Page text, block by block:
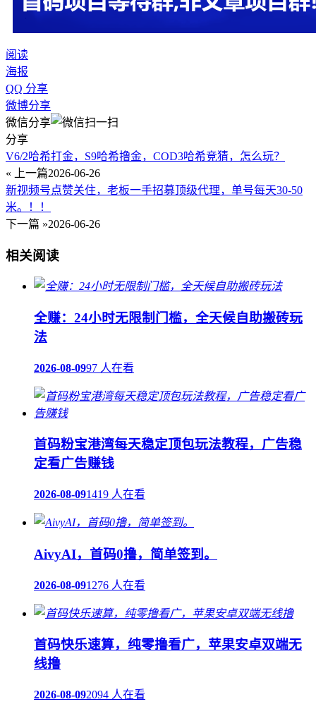
阅读
海报
QQ 分享
微博分享
微信分享
分享
V6/2哈希打金，S9哈希撸金，COD3哈希竞猜，怎么玩？
« 上一篇2026-06-26
新视频号点赞关住，老板一手招募顶级代理，单号每天30-50
米。！！
下一篇 »2026-06-26
相关阅读
全赚：24小时无限制门槛，全天候自助搬砖玩
法
2026-08-0997 人在看
首码粉宝港湾每天稳定顶包玩法教程，广告稳
定看广告赚钱
2026-08-091419 人在看
AivyAI，首码0撸，简单签到。
2026-08-091276 人在看
首码快乐速算，纯零撸看广，苹果安卓双端无
线撸
2026-08-092094 人在看